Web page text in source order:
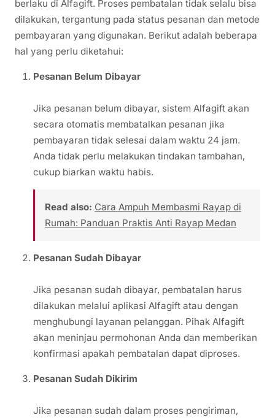
berlaku di Alfagift. Proses pembatalan tidak selalu bisa
dilakukan, tergantung pada status pesanan dan metode
pembayaran yang digunakan. Berikut adalah beberapa
hal yang perlu diketahui:
Pesanan Belum Dibayar
Jika pesanan belum dibayar, sistem Alfagift akan
secara otomatis membatalkan pesanan jika
pembayaran tidak selesai dalam waktu 24 jam.
Anda tidak perlu melakukan tindakan tambahan,
cukup biarkan waktu habis.
Read also: Cara Ampuh Membasmi Rayap di
Rumah: Panduan Praktis Anti Rayap Medan
Pesanan Sudah Dibayar
Jika pesanan sudah dibayar, pembatalan harus
dilakukan melalui aplikasi Alfagift atau dengan
menghubungi layanan pelanggan. Pihak Alfagift
akan meninjau permohonan Anda dan memberikan
konfirmasi apakah pembatalan dapat diproses.
Pesanan Sudah Dikirim
Jika pesanan sudah dalam proses pengiriman,